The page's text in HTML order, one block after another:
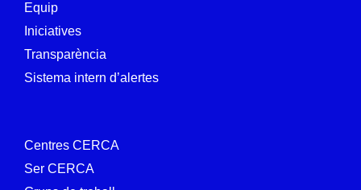
Equip
Iniciatives
Transparència
Sistema intern d’alertes
Centres CERCA
Ser CERCA